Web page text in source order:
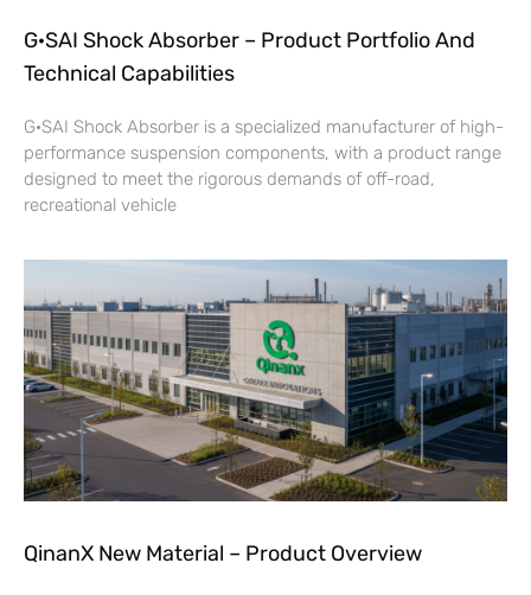
G·SAI Shock Absorber – Product Portfolio And
Technical Capabilities
G·SAI Shock Absorber is a specialized manufacturer of high-
performance suspension components, with a product range
designed to meet the rigorous demands of off-road,
recreational vehicle
QinanX New Material – Product Overview